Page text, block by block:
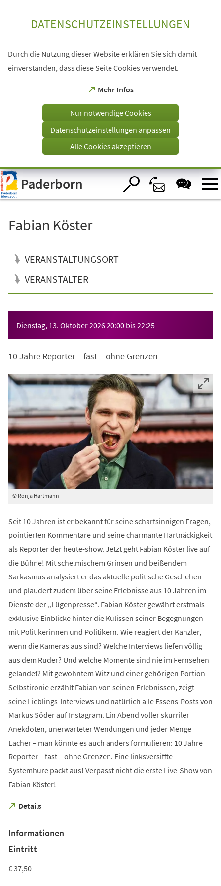
Visuelle
Assistenzsoftware
öffnen.
DATENSCHUTZEINSTELLUNGEN
Durch die Nutzung dieser Website erklären Sie sich damit
einverstanden, dass diese Seite Cookies verwendet.
Mehr Infos
(Öffnet
einem
Tab)
Nur notwendige Cookies
Datenschutzeinstellungen anpassen
Alle Cookies akzeptieren
Paderborn
Fabian Köster
VERANSTALTUNGSORT
VERANSTALTER
Dienstag, 13. Oktober 202620:00 bis22:25
10 Jahre Reporter – fast – ohne Grenzen
© Ronja Hartmann
Seit 10 Jahren ist er bekannt für seine scharfsinnigen Fragen,
pointierten Kommentare und seine charmante Hartnäckigkeit
als Reporter der heute-show. Jetzt geht Fabian Köster live auf
die Bühne! Mit schelmischem Grinsen und beißendem
Sarkasmus analysiert er das aktuelle politische Geschehen
und plaudert zudem über seine Erlebnisse aus 10 Jahren im
Dienste der „Lügenpresse“. Fabian Köster gewährt erstmals
exklusive Einblicke hinter die Kulissen seiner Begegnungen
mit Politikerinnen und Politikern. Wie reagiert der Kanzler,
wenn die Kameras aus sind? Welche Interviews liefen völlig
aus dem Ruder? Und welche Momente sind nie im Fernsehen
gelandet? Mit gewohntem Witz und einer gehörigen Portion
Selbstironie erzählt Fabian von seinen Erlebnissen, zeigt
seine Lieblings-Interviews und natürlich alle Essens-Posts von
Markus Söder auf Instagram. Ein Abend voller skurriler
Anekdoten, unerwarteter Wendungen und jeder Menge
Lacher – man könnte es auch anders formulieren: 10 Jahre
Reporter – fast – ohne Grenzen. Eine linksversiffte
Systemhure packt aus! Verpasst nicht die erste Live-Show von
Fabian Köster!
Details
(Öffnet
neuen
Tab)
Informationen
Eintritt
€ 37,50